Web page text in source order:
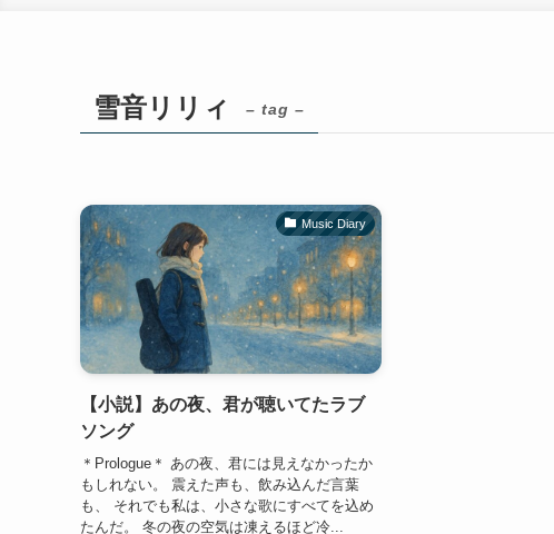
雪音リリィ – tag –
Music Diary
【小説】あの夜、君が聴いてたラブ
ソング
＊Prologue＊ あの夜、君には見えなかったか
もしれない。 震えた声も、飲み込んだ言葉
も、 それでも私は、小さな歌にすべてを込め
たんだ。 冬の夜の空気は凍えるほど冷...